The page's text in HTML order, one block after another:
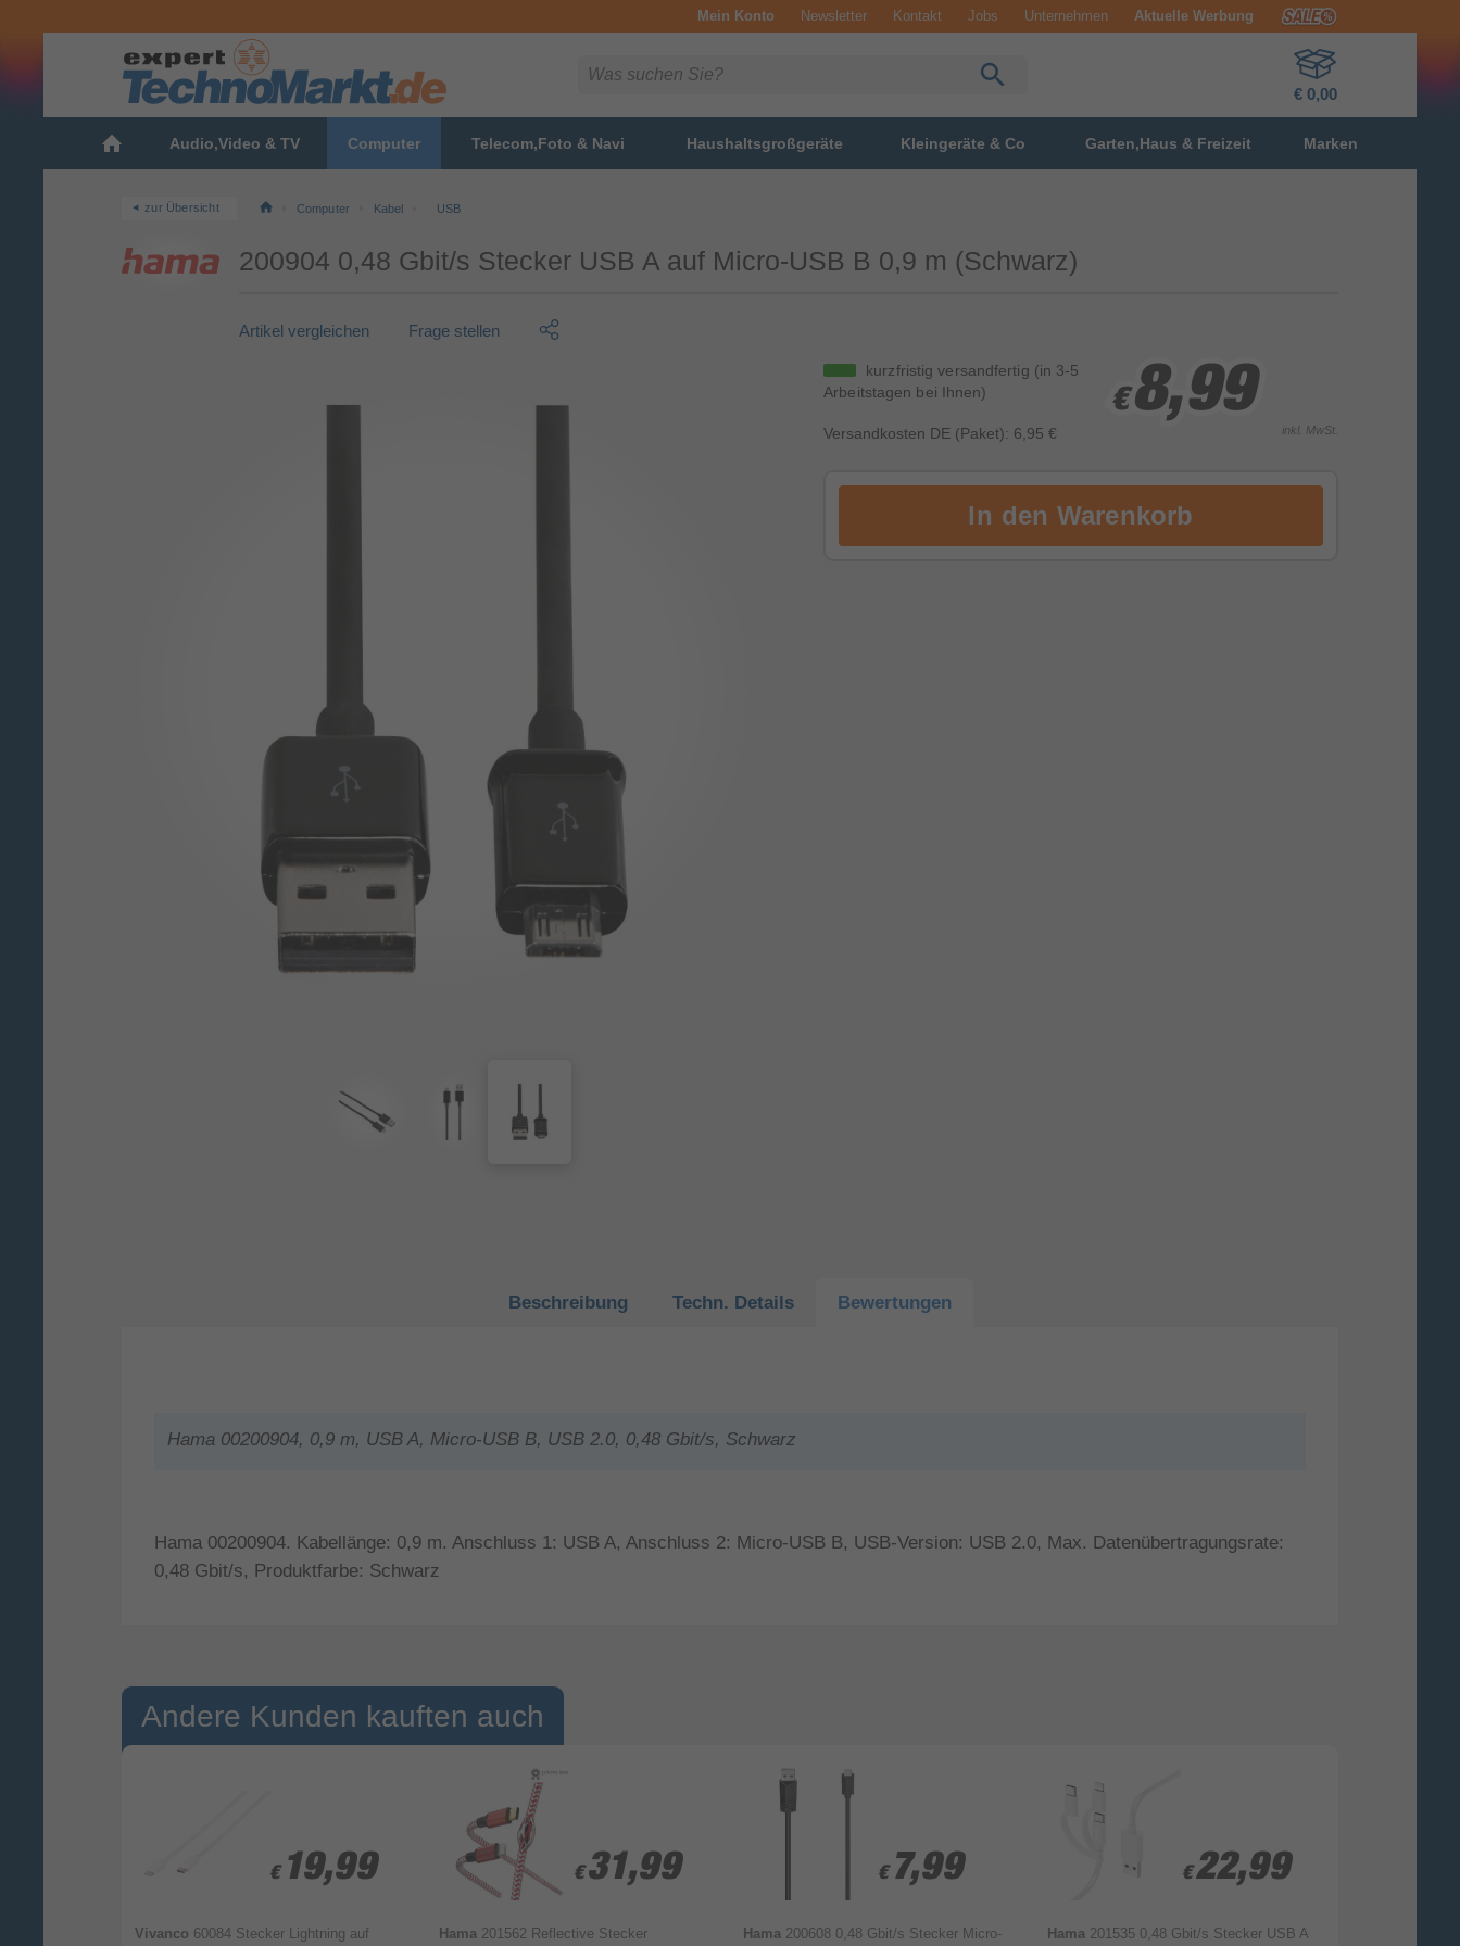
Mein Konto Newsletter Kontakt Jobs Unternehmen Aktuelle Werbung
€ 0,00
Audio,Video & TV Computer Telecom,Foto & Navi Haushaltsgroßgeräte Kleingeräte & Co Garten,Haus & Freizeit Marken
zur Übersicht Computer Kabel USB
200904 0,48 Gbit/s Stecker USB A auf Micro-USB B 0,9 m (Schwarz)
Artikel vergleichen Frage stellen
kurzfristig versandfertig (in 3-5
Arbeitstagen bei Ihnen)
Versandkosten DE (Paket): 6,95 €
€8,99
€8,99
€8,99
inkl. MwSt.
Beschreibung Techn. Details Bewertungen
Hama 00200904, 0,9 m, USB A, Micro-USB B, USB 2.0, 0,48 Gbit/s, Schwarz
Hama 00200904. Kabellänge: 0,9 m. Anschluss 1: USB A, Anschluss 2: Micro-USB B, USB-Version: USB 2.0, Max. Datenübertragungsrate:
0,48 Gbit/s, Produktfarbe: Schwarz
Andere Kunden kauften auch
€ 19,99
€ 19,99
Vivanco 60084 Stecker Lightning auf
€ 31,99
€ 31,99
Hama 201562 Reflective Stecker
€ 7,99
€ 7,99
Hama 200608 0,48 Gbit/s Stecker Micro-
€ 22,99
€ 22,99
Hama 201535 0,48 Gbit/s Stecker USB A